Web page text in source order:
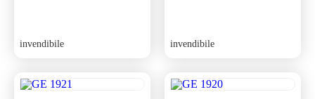
invendibile invendibile